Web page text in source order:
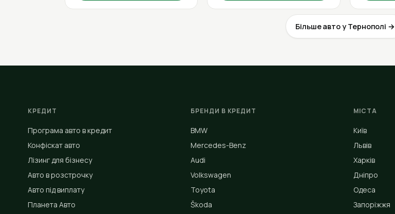
Більше авто у Тернополі →
КРЕДИТ
Програма авто в кредит
Конфіскат авто
Лізинг для бізнесу
Авто в розстрочку
Авто під виплату
Планета Авто
БРЕНДИ В КРЕДИТ
BMW
Mercedes-Benz
Audi
Volkswagen
Toyota
Škoda
МІСТА
Київ
Львів
Харків
Дніпро
Одеса
Запоріжжя